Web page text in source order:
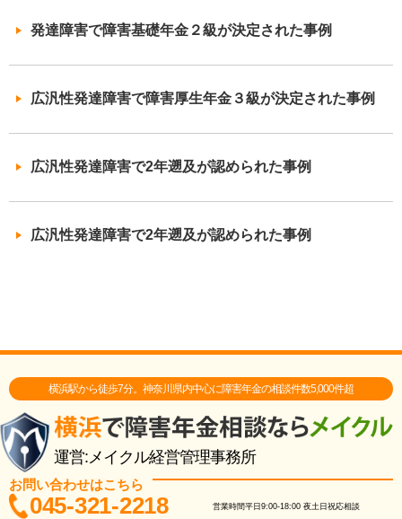
発達障害で障害基礎年金２級が決定された事例
広汎性発達障害で障害厚生年金３級が決定された事例
広汎性発達障害で2年遡及が認められた事例
広汎性発達障害で2年遡及が認められた事例
横浜駅から徒歩7分。神奈川県内中心に障害年金の相談件数5,000件超
運営:メイクル経営管理事務所
お問い合わせはこちら
045-321-2218 営業時間平日9:00-18:00夜土日祝応相談